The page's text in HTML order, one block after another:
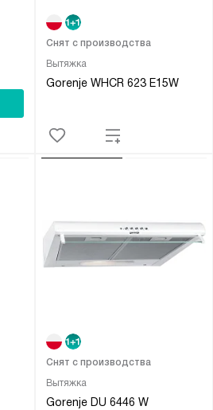
Вытяжка
Gorenje WHCR 623 E15W
Снят с производства
Вытяжка
Gorenje DU 6446 W
Снят с производства